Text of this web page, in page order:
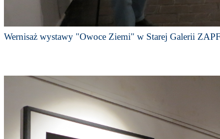
Wernisaż wystawy "Owoce Ziemi" w Starej Galerii